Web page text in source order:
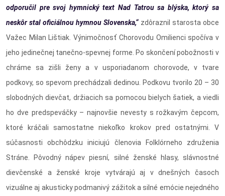
odporučil pre svoj hymnický text Nad Tatrou sa blýska, ktorý sa
neskôr stal oficiálnou hymnou Slovenska,“ zdôraznil starosta obce
Važec Milan Lištiak. Výnimočnosť Chorovodu Omilienci spočíva v
jeho jedinečnej tanečno-spevnej forme. Po skončení pobožnosti v
chráme sa zišli ženy a v usporiadanom chorovode, v tvare
podkovy, so spevom prechádzali dedinou. Podkovu tvorilo 20 – 30
slobodných dievčat, držiacich sa pomocou bielych šatiek, a viedli
ho dve predspeváčky – najnovšie nevesty s rožkavým čepcom,
ktoré kráčali samostatne niekoľko krokov pred ostatnými. V
súčasnosti obchôdzku iniciujú členovia Folklórneho združenia
Stráne. Pôvodný nápev piesní, silné ženské hlasy, slávnostné
dievčenské a ženské kroje vytvárajú aj v dnešných časoch
vizuálne aj akusticky podmanivý zážitok a silné emócie nejedného